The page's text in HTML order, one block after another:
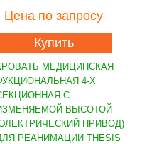
Цена по запросу
Купить
МЕДИЦИНСКАЯ
4-Х
С
ВЫСОТОЙ
ПРИВОД)
РЕАНИМАЦИИ THESIS